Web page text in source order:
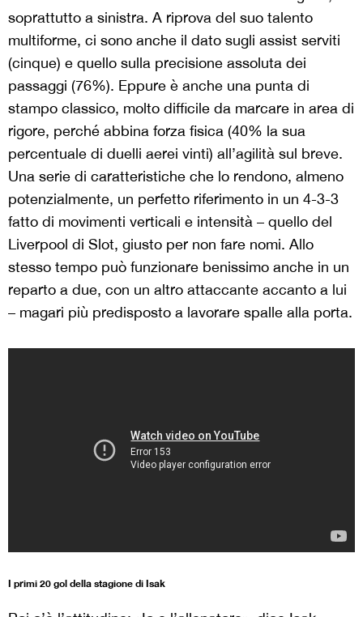
soprattutto a sinistra. A riprova del suo talento
multiforme, ci sono anche il dato sugli assist serviti
(cinque) e quello sulla precisione assoluta dei
passaggi (76%). Eppure è anche una punta di
stampo classico, molto difficile da marcare in area di
rigore, perché abbina forza fisica (40% la sua
percentuale di duelli aerei vinti) all’agilità sul breve.
Una serie di caratteristiche che lo rendono, almeno
potenzialmente, un perfetto riferimento in un 4-3-3
fatto di movimenti verticali e intensità – quello del
Liverpool di Slot, giusto per non fare nomi. Allo
stesso tempo può funzionare benissimo anche in un
reparto a due, con un altro attaccante accanto a lui
– magari più predisposto a lavorare spalle alla porta.
I primi 20 gol della stagione di Isak